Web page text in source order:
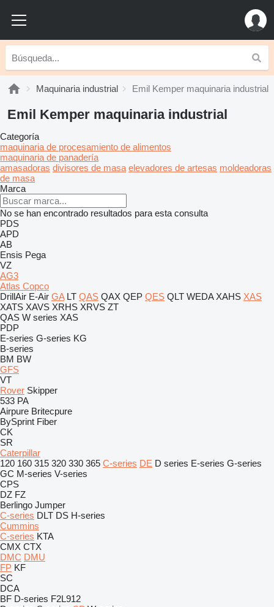
Maquinaria industrial Emil Kemper maquinaria industrial
Emil Kemper maquinaria industrial
Categoría
maquinaria de procesamiento de alimentos
maquinaria de panadería
amasadoras divisores de masa elevadores de artesas moldeadoras
de masa
Marca
No se han encontrado resultados para esta consulta
PDS
APD
AB
Ensis Pega
VZ
AG3
Atlas Copco
DrillAir E-Air GA LT QAS QAX QEP QES QLT WEDA XAHS XAS
XATS XAVS XRHS XRVS ZT
QAS W series XAS
PDP
E-series G-series KG
B-series
BM BW
GFS
VT
Rover Skipper
533 PA
Airpure Britecpure
BySprint Fiber
CK
SR
Caterpillar
120 160 315 320 330 365 C-series DE D series E-series G-series
GC M-series V-series
CPS
DZ FZ
Berlingo Jumper
C-series DLT DS H-series
Cummins
C-series KTA
CMX CTX
DMC DMU
FP KF
SC
DCA
BF D-series F2L912